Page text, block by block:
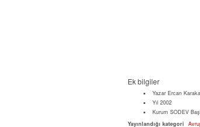
Ek bilgiler
Yazar Ercan
Yıl 2002
Kurum SODEV
Yayınlandığı kategori